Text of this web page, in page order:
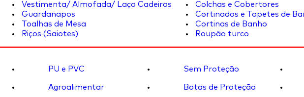
Vestimenta/ Almofada/ Laço Cadeiras
Guardanapos
Toalhas de Mesa
Riços (Saiotes)
Colchas e Cobertores
Cortinados e Tapetes de
Cortinas de Banho
Roupão turco
PU e PVC
Agroalimentar
Sem Proteção
Botas de Proteção